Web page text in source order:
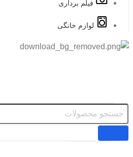
فیلم برداری
لوازم خانگی